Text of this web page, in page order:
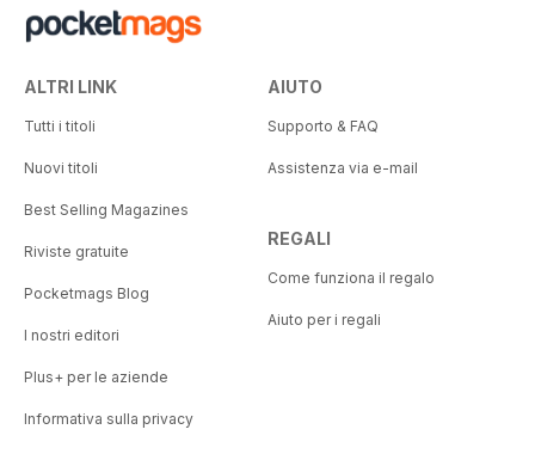
ALTRI LINK
Tutti i titoli
Nuovi titoli
Best Selling Magazines
Riviste gratuite
Pocketmags Blog
I nostri editori
Plus+ per le aziende
Informativa sulla privacy
AIUTO
Supporto & FAQ
Assistenza via e-mail
REGALI
Come funziona il regalo
Aiuto per i regali